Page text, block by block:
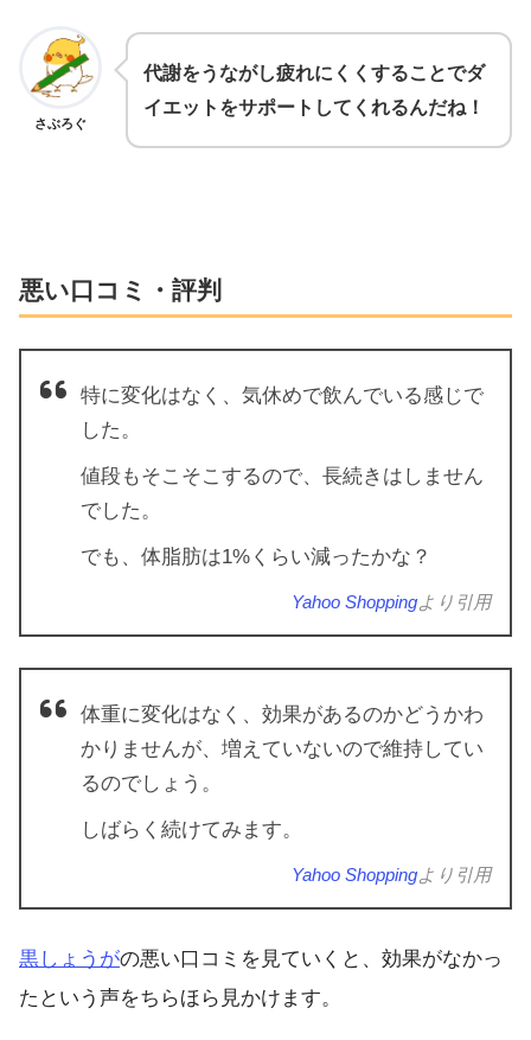
さぶろぐ
代謝をうながし疲れにくくすることでダ
イエットをサポートしてくれるんだね！
悪い口コミ・評判
特に変化はなく、気休めで飲んでいる感じで
した。
値段もそこそこするので、長続きはしません
でした。
でも、体脂肪は1%くらい減ったかな？
Yahoo Shoppingより引用
体重に変化はなく、効果があるのかどうかわ
かりませんが、増えていないので維持してい
るのでしょう。
しばらく続けてみます。
Yahoo Shoppingより引用
黒しょうがの悪い口コミを見ていくと、効果がなかっ
たという声をちらほら見かけます。